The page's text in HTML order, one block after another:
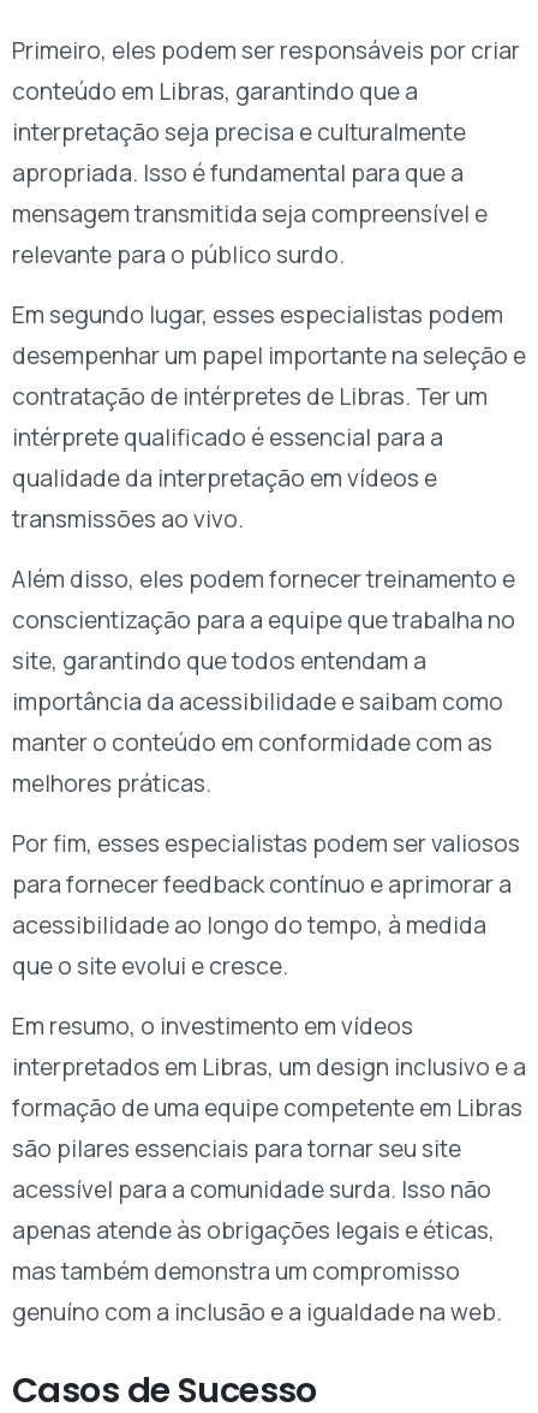
Primeiro, eles podem ser responsáveis por criar
conteúdo em Libras, garantindo que a
interpretação seja precisa e culturalmente
apropriada. Isso é fundamental para que a
mensagem transmitida seja compreensível e
relevante para o público surdo.
Em segundo lugar, esses especialistas podem
desempenhar um papel importante na seleção e
contratação de intérpretes de Libras. Ter um
intérprete qualificado é essencial para a
qualidade da interpretação em vídeos e
transmissões ao vivo.
Além disso, eles podem fornecer treinamento e
conscientização para a equipe que trabalha no
site, garantindo que todos entendam a
importância da acessibilidade e saibam como
manter o conteúdo em conformidade com as
melhores práticas.
Por fim, esses especialistas podem ser valiosos
para fornecer feedback contínuo e aprimorar a
acessibilidade ao longo do tempo, à medida
que o site evolui e cresce.
Em resumo, o investimento em vídeos
interpretados em Libras, um design inclusivo e a
formação de uma equipe competente em Libras
são pilares essenciais para tornar seu site
acessível para a comunidade surda. Isso não
apenas atende às obrigações legais e éticas,
mas também demonstra um compromisso
genuíno com a inclusão e a igualdade na web.
Casos de Sucesso